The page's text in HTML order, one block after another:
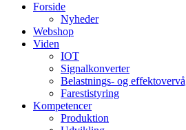
Forside
Nyheder
Webshop
Viden
IOT
Signalkonverter
Belastnings- og
Farestistyring
Kompetencer
Produktion